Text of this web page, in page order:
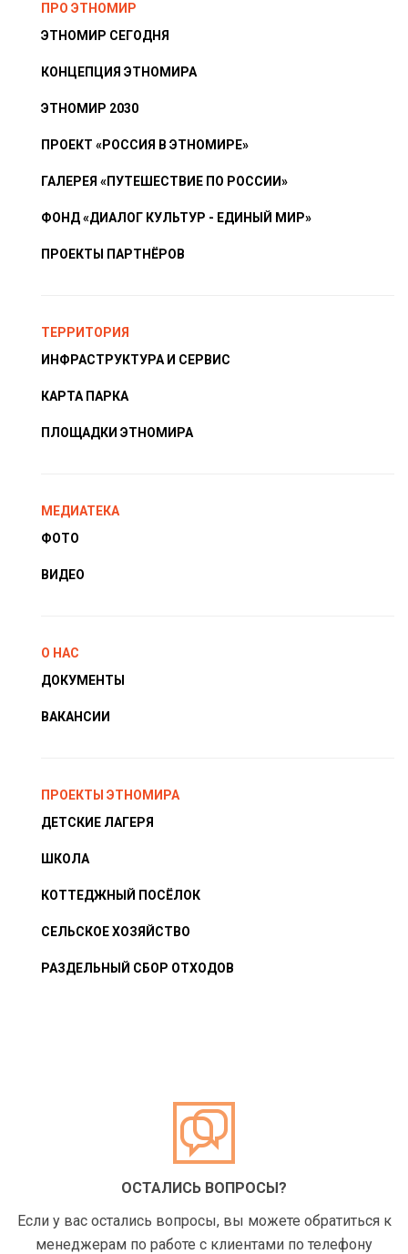
ПРО ЭТНОМИР
ЭТНОМИР СЕГОДНЯ
КОНЦЕПЦИЯ ЭТНОМИРА
ЭТНОМИР 2030
ПРОЕКТ «РОССИЯ В ЭТНОМИРЕ»
ГАЛЕРЕЯ «ПУТЕШЕСТВИЕ ПО РОССИИ»
ФОНД «ДИАЛОГ КУЛЬТУР - ЕДИНЫЙ МИР»
ПРОЕКТЫ ПАРТНЁРОВ
ТЕРРИТОРИЯ
ИНФРАСТРУКТУРА И СЕРВИС
КАРТА ПАРКА
ПЛОЩАДКИ ЭТНОМИРА
МЕДИАТЕКА
ФОТО
ВИДЕО
О НАС
ДОКУМЕНТЫ
ВАКАНСИИ
ПРОЕКТЫ ЭТНОМИРА
ДЕТСКИЕ ЛАГЕРЯ
ШКОЛА
КОТТЕДЖНЫЙ ПОСЁЛОК
СЕЛЬСКОЕ ХОЗЯЙСТВО
РАЗДЕЛЬНЫЙ СБОР ОТХОДОВ
ОСТАЛИСЬ ВОПРОСЫ?
Если у вас остались вопросы, вы можете обратиться к
менеджерам по работе с клиентами по телефону